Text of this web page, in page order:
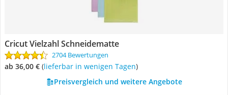
Cricut Vielzahl Schneidematte
2704 Bewertungen
ab 36,00 € ( Lieferbar in wenigen Tagen)
Preisvergleich und weitere Angebote